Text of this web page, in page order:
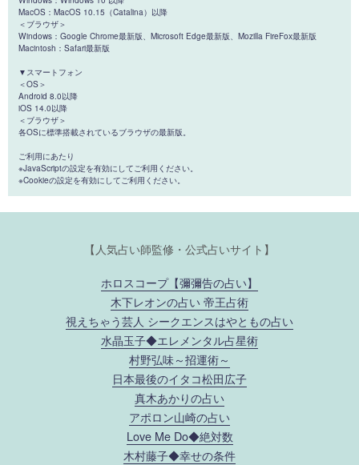
MacOS：MacOS 10.15（Catalina）以降
＜ブラウザ＞
Windows：Google Chrome最新版、Microsoft Edge最新版、Mozilla FireFox最新版
Macintosh：Safari最新版
▼スマートフォン
＜OS＞
Android 8.0以降
iOS 14.0以降
＜ブラウザ＞
各OSに標準搭載されているブラウザの最新版。
ご利用にあたり
※JavaScriptの設定を有効にしてご利用ください。
※Cookieの設定を有効にしてご利用ください。
【人気占い師監修・公式占いサイト】
ホロスコープ【彌彌告の占い】
木下レオンの占い 帝王占術
視えちゃう芸人 シークエンスはやともの占い
水晶玉子◆エレメンタル占星術
村野弘味～招運術～
日本最後のイタコ松田広子
真木あかりの占い
アポロン山崎の占い
Love Me Do◆絶対数
木村藤子◆幸せの条件